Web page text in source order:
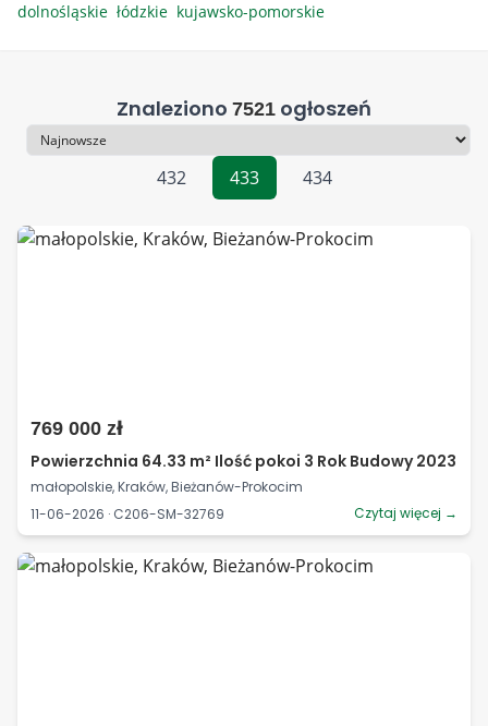
dolnośląskie łódzkie kujawsko-pomorskie
Znaleziono 7521 ogłoszeń
Sortowanie
432
433 434
769 000 zł
Powierzchnia 64.33 m² Ilość pokoi 3 Rok Budowy 2023
małopolskie, Kraków, Bieżanów-Prokocim
11-06-2026 · C206-SM-32769
Czytaj więcej →